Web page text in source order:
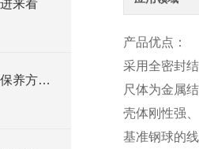
来看
直线电机磁栅尺定期维护保养方法的详细介绍
产品优点：
采用全密封
尺体为金属
壳体刚性强
基准钢球的